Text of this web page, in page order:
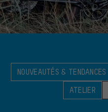
NOUVEAUTÉS & TENDANCES
ATELIER